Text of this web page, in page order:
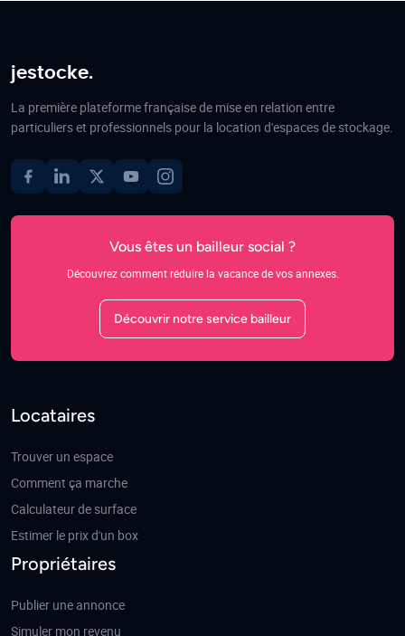
jestocke.
La première plateforme française de mise en relation entre
particuliers et professionnels pour la location d'espaces de stockage.
Vous êtes un bailleur social ?
Découvrez comment réduire la vacance de vos annexes.
Découvrir notre service bailleur
Locataires
Trouver un espace
Comment ça marche
Calculateur de surface
Estimer le prix d'un box
Propriétaires
Publier une annonce
Simuler mon revenu